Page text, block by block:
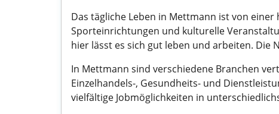
Das tägliche Leben in Mettmann ist von
Sporteinrichtungen und kulturelle
hier lässt es sich gut leben und arbeiten. Die
In Mettmann sind verschiedene Branchen
Einzelhandels-, Gesundheits- und
vielfältige Jobmöglichkeiten in